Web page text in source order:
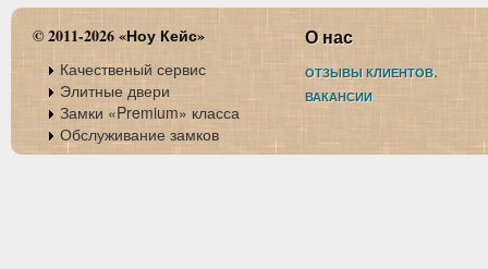
© 2011-2026 «Ноу Кейс»
Качественый сервис
Элитные двери
Замки «Premium» класса
Обслуживание замков
О нас
.
ОТЗЫВЫ КЛИЕНТОВ
ВАКАНСИИ